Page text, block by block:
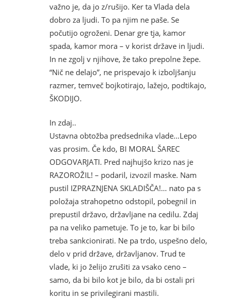
važno je, da jo z/rušijo. Ker ta Vlada dela
dobro za ljudi. To pa njim ne paše. Se
počutijo ogroženi. Denar gre tja, kamor
spada, kamor mora – v korist države in ljudi.
In ne zgolj v njihove, že tako prepolne žepe.
“Nič ne delajo”, ne prispevajo k izboljšanju
razmer, temveč bojkotirajo, lažejo, podtikajo,
ŠKODIJO.
In zdaj..
Ustavna obtožba predsednika vlade…Lepo
vas prosim. Če kdo, BI MORAL ŠAREC
ODGOVARJATI. Pred najhujšo krizo nas je
RAZOROŽIL! – podaril, izvozil maske. Nam
pustil IZPRAZNJENA SKLADIŠČA!… nato pa s
položaja strahopetno odstopil, pobegnil in
prepustil državo, državljane na cedilu. Zdaj
pa na veliko pametuje. To je to, kar bi bilo
treba sankcionirati. Ne pa trdo, uspešno delo,
delo v prid države, državljanov. Trud te
vlade, ki jo želijo zrušiti za vsako ceno –
samo, da bi bilo kot je bilo, da bi ostali pri
koritu in se privilegirani mastili.